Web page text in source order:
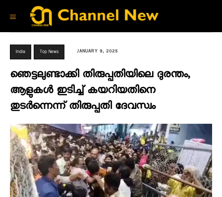
India Top News JANUARY 9, 2025
ഞെട്ടലുണ്ടാക്കി തിരുപ്പതിയിലെ ദുരന്തം,
ആളുകൾ ഇടിച്ച് കയറിയതിനെ
തുടർന്നെന്ന് തിരുപ്പതി ദേവസ്വം